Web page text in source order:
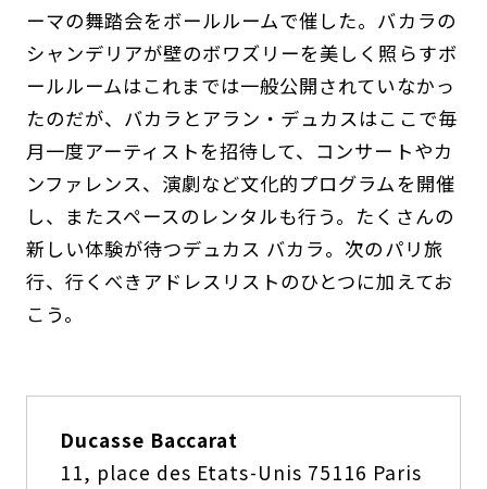
ーマの舞踏会をボールルームで催した。バカラの
シャンデリアが壁のボワズリーを美しく照らすボ
ールルームはこれまでは一般公開されていなかっ
たのだが、バカラとアラン・デュカスはここで毎
月一度アーティストを招待して、コンサートやカ
ンファレンス、演劇など文化的プログラムを開催
し、またスペースのレンタルも行う。たくさんの
新しい体験が待つデュカス バカラ。次のパリ旅
行、行くべきアドレスリストのひとつに加えてお
こう。
Ducasse Baccarat
11, place des Etats-Unis 75116 Paris